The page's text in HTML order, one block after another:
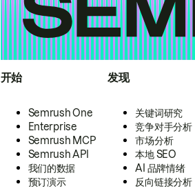
开始
Semrush One
Enterprise
Semrush MCP
Semrush API
我们的数据
预订演示
发现
关键词研究
竞争对手分析
市场分析
本地 SEO
AI 品牌情绪
反向链接分析